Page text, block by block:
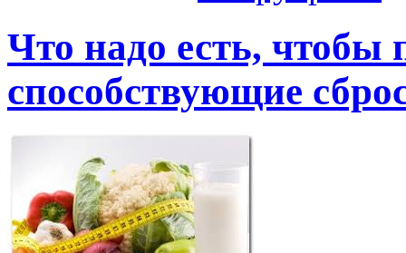
Что надо есть, чтобы
способствующие